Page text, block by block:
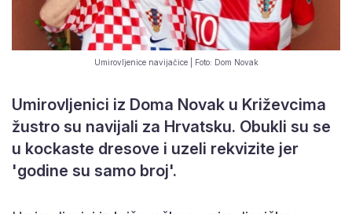
Umirovljenice navijačice | Foto: Dom Novak
Umirovljenici iz Doma Novak u Križevcima
žustro su navijali za Hrvatsku. Obukli su se
u kockaste dresove i uzeli rekvizite jer
'godine su samo broj'.